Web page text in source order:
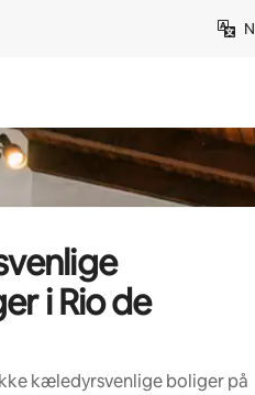
i Rio de
kæledyrsvenlige boliger på